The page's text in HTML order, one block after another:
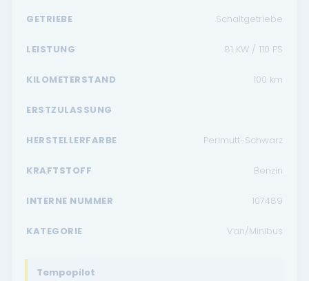
GETRIEBE Schaltgetriebe
LEISTUNG 81 KW / 110 PS
KILOMETERSTAND 100 km
ERSTZULASSUNG
HERSTELLERFARBE Perlmutt-Schwarz
KRAFTSTOFF Benzin
INTERNE NUMMER 107489
KATEGORIE Van/Minibus
Tempopilot